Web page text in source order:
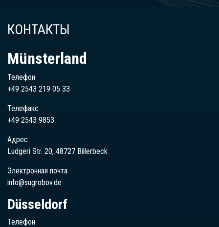
КОНТАКТЫ
Münsterland
Телефон
+49 2543 219 05 33
Телефакс
+49 2543 9853
Адрес
Ludgeri Str. 20, 48727 Billerbeck
Электронная почта
info@sugrobov.de
Düsseldorf
Телефон